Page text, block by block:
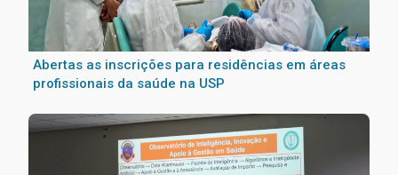
Abertas as inscrições para residências em áreas
profissionais da saúde na USP